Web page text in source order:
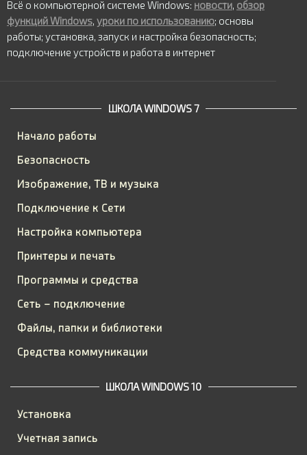
Всё о компьютерной системе Windows: новости, обзор
функций Windows, уроки по использованию; основы
работы; установка, запуск и настройка безопасность;
подключение устройств и работа в интернет
ШКОЛА WINDOWS 7
Начало работы
Безопасность
Изображение, ТВ и музыка
Подключение к Сети
Настройка компьютера
Принтеры и печать
Программы и средства
Сеть – подключение
Файлы, папки и библиотеки
Средства коммуникации
ШКОЛА WINDOWS 10
Установка
Учетная запись